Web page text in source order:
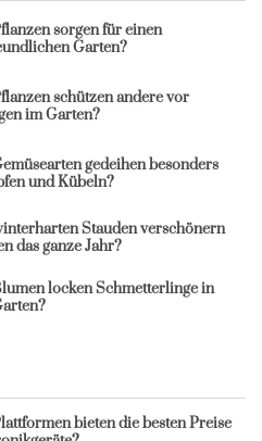
sorgen für einen
Garten?
schützen andere vor
im Garten?
gedeihen besonders
und Kübeln?
Stauden verschönern
das ganze Jahr?
locken Schmetterlinge in
bieten die besten Preise